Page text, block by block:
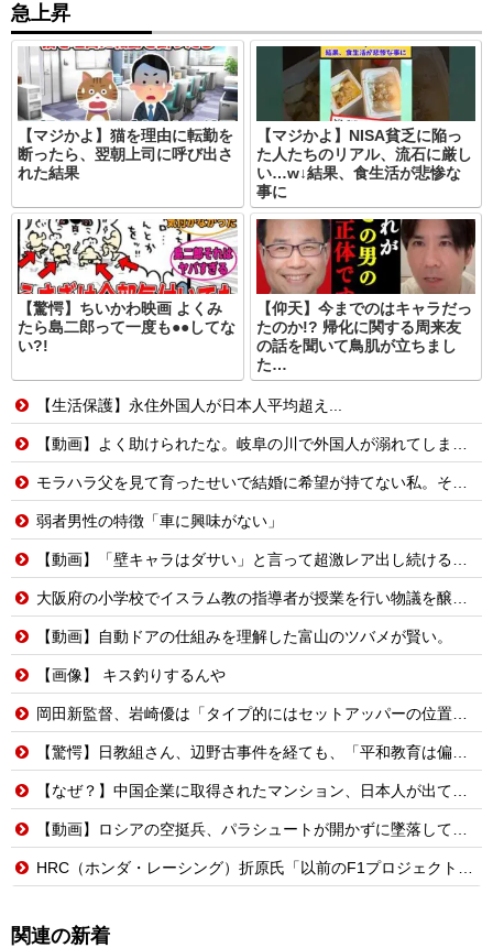
急上昇
【マジかよ】猫を理由に転勤を
断ったら、翌朝上司に呼び出さ
れた結果
【マジかよ】NISA貧乏に陥っ
た人たちのリアル、流石に厳し
い…w↓結果、食生活が悲惨な
事に
【驚愕】ちいかわ映画 よくみ
たら島二郎って一度も●●してな
い?!
【仰天】今までのはキャラだっ
たのか!? 帰化に関する周来友
の話を聞いて鳥肌が立ちまし
た…
【生活保護】永住外国人が日本人平均超え...
【動画】よく助けられたな。岐阜の川で外国人が溺れてしまう事故。
モラハラ父を見て育ったせいで結婚に希望が持てない私。それなのに長男から結婚を急かされてしまい…
弱者男性の特徴「車に興味がない」
【動画】「壁キャラはダサい」と言って超激レア出し続ける脳キンw
大阪府の小学校でイスラム教の指導者が授業を行い物議を醸す！ #大阪 #イスラム教 #モスク
【動画】自動ドアの仕組みを理解した富山のツバメが賢い。
【画像】 キス釣りするんや
岡田新監督、岩崎優は「タイプ的にはセットアッパーの位置が一番合うてる」←おーん
【驚愕】日教組さん、辺野古事件を経ても、「平和教育は偏っていない!」
【なぜ？】中国企業に取得されたマンション、日本人が出ていきネパール人で埋まる
【動画】ロシアの空挺兵、パラシュートが開かずに墜落してしまう。
HRC（ホンダ・レーシング）折原氏「以前のF1プロジェクトを経験した専門家を何人か呼び戻しました」
関連の新着